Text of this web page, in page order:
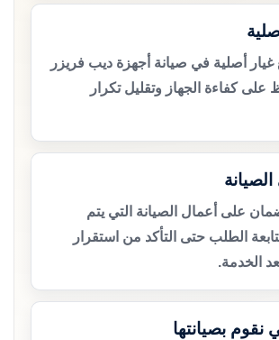
أصلية في صيانة أجهزة ديب فريزر
كفاءة الجهاز وتقليل تكرار
على أعمال الصيانة التي يتم
الطلب حتى التأكد من استقرار
الخدمة.
نقوم بصيانتها